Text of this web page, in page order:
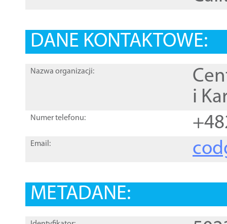
DANE KONTAKTOWE:
Nazwa organizacji:
i
Numer telefonu:
Email:
METADANE: